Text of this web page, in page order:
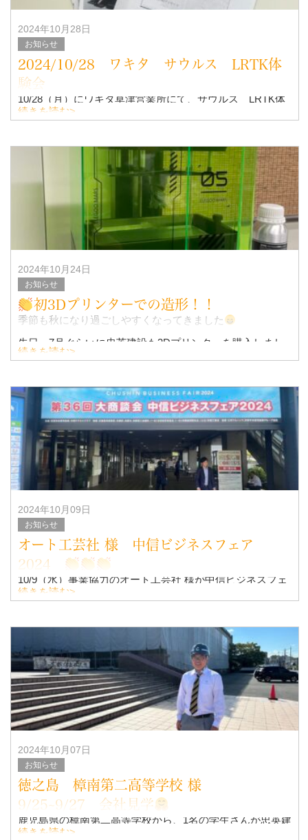
2024年10月28日
お知らせ
2024/10/28 ワキタ サウルス LRTK体
験会
10/28（月）にワキタ草津営業所にて、サウルス LRTK体
験会に行ってきました！！
重機に後付けできる汎用遠隔操縦装置と、
iPhonで点群が出来る、
続きを読む>
2024年10月24日
お知らせ
初3Dプリンターでの造形！！
季節も秋になり過ごしやすくなってきました
先日、7月ぐらいに忠英建設も3Dプリンターを購入しまし
た
続きを読む>
2024年10月09日
お知らせ
オート工芸社 様 中信ビジネスフェア
2024
10/9（水）事業協力のオート工芸社 様が中信ビジネスフェ
アに、
ちゃんと居られました笑
&n
続きを読む>
2024年10月07日
お知らせ
徳之島 樟南第二高等学校 様
9/25~9/27 会社見学
鹿児島県の樟南第二高等学校から、1名の学生さんが忠英建
設へ会社訪問に来て頂きました
続きを読む>